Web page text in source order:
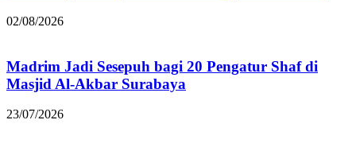
02/08/2026
Madrim Jadi Sesepuh bagi 20 Pengatur Shaf di
Masjid Al-Akbar Surabaya
23/07/2026